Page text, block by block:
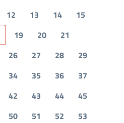
12 13 14
15
19 20
21
26 27 28
29
34 35 36
37
42 43 44
45
50 51 52
53